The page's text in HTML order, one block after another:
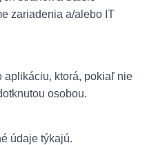
zariadenia a/alebo IT
aplikáciu, ktorá, pokiaľ nie
osobou.
údaje týkajú.